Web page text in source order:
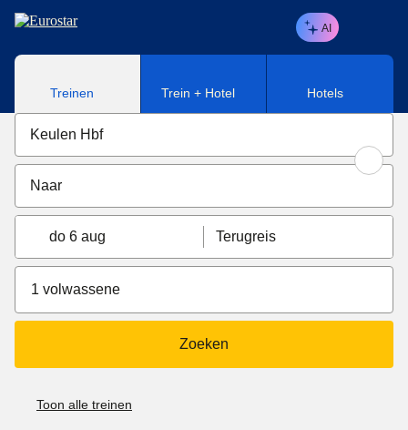
Naar hoofdinhoud
AI
Treinen Trein + Hotel Hotels
do 6 aug Terugreis
1 volwassene
Zoeken
Toon alle treinen